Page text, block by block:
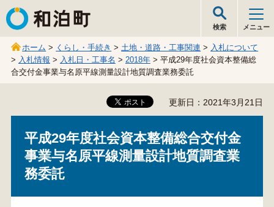
和泊町
検索 メニュー
ホーム > くらし・手続き >土地・道路・工事関連 > 入札について
> 入札情報 > 入札日・工事名 > 2018年> 平成29年度社会資本整備総
合交付金事業与名原平線測量設計地質調査業務委託
更新日：2021年3月21日
平成29年度社会資本整備総合交付金
事業与名原平線測量設計地質調査業
務委託